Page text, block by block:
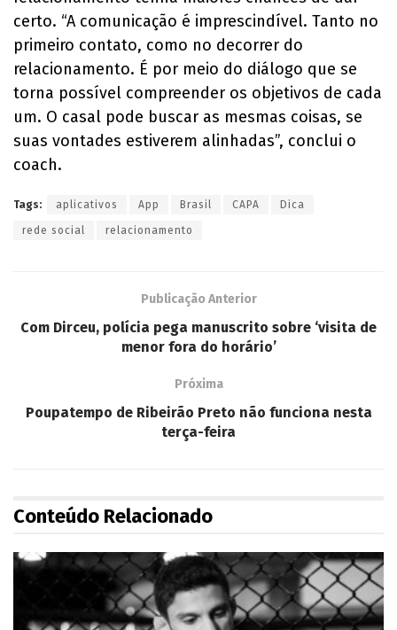
certo. “A comunicação é imprescindível. Tanto no
primeiro contato, como no decorrer do
relacionamento. É por meio do diálogo que se
torna possível compreender os objetivos de cada
um. O casal pode buscar as mesmas coisas, se
suas vontades estiverem alinhadas”, conclui o
coach.
Tags: aplicativos App Brasil CAPA Dica
rede social relacionamento
Publicação Anterior
Com Dirceu, polícia pega manuscrito sobre ‘visita de
menor fora do horário’
Próxima
Poupatempo de Ribeirão Preto não funciona nesta
terça-feira
Conteúdo Relacionado